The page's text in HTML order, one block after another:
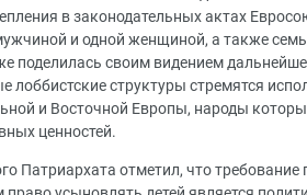
в законодательных актах
и одной женщиной, а также
поделилась своим видением
структуры стремятся
и Восточной Европы, народы
ценностей.
Патриархата отметил, что